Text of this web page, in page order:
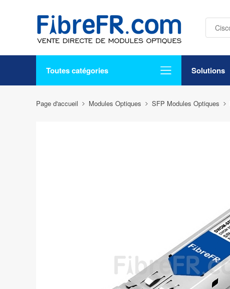
Toutes catégories Solutions
Page d'accueil Modules Optiques SFP Modules Optiques